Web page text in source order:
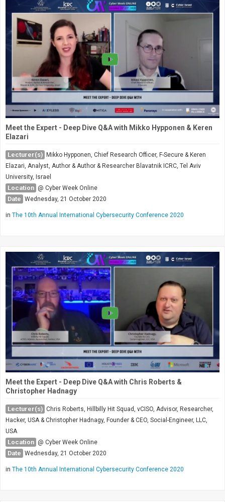
Meet the Expert - Deep Dive Q&A with Mikko Hypponen & Keren
Elazari
Lecturer(s)
Mikko Hypponen, Chief Research Officer, F-Secure & Keren
Elazari, Analyst, Author & Author & Researcher Blavatnik ICRC, Tel Aviv
University, Israel
Location @ Cyber Week Online
Date Wednesday, 21 October 2020
in The 10th Annual International Cybersecurity Conference 2020
Meet the Expert - Deep Dive Q&A with Chris Roberts &
Christopher Hadnagy
Lecturer(s) Chris Roberts, Hillbilly Hit Squad, vCISO, Advisor, Researcher,
Hacker, USA & Christopher Hadnagy, Founder & CEO, Social-Engineer, LLC,
USA
Location @ Cyber Week Online
Date Wednesday, 21 October 2020
in The 10th Annual International Cybersecurity Conference 2020